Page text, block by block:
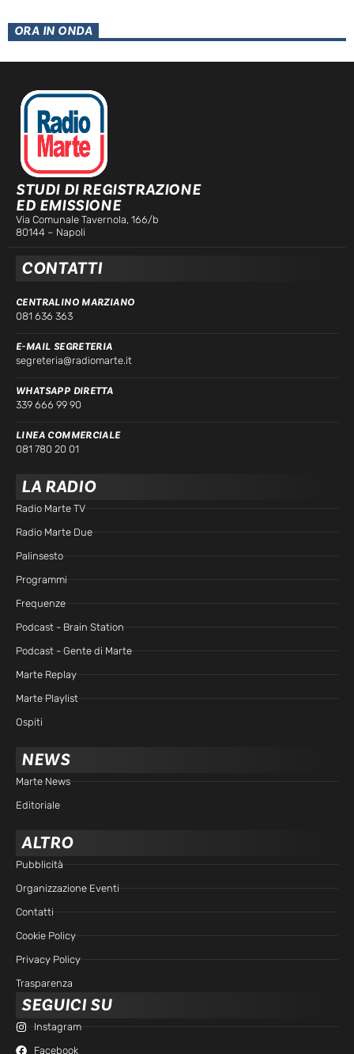
ORA IN ONDA
STUDI DI REGISTRAZIONE
ED EMISSIONE
Via Comunale Tavernola, 166/b
80144 – Napoli
CONTATTI
CENTRALINO MARZIANO
081 636 363
E-MAIL SEGRETERIA
segreteria@radiomarte.it
WHATSAPP DIRETTA
339 666 99 90
LINEA COMMERCIALE
081 780 20 01
LA RADIO
Radio Marte TV
Radio Marte Due
Palinsesto
Programmi
Frequenze
Podcast - Brain Station
Podcast - Gente di Marte
Marte Replay
Marte Playlist
Ospiti
NEWS
Marte News
Editoriale
ALTRO
Pubblicità
Organizzazione Eventi
Contatti
Cookie Policy
Privacy Policy
Trasparenza
SEGUICI SU
Instagram
Facebook